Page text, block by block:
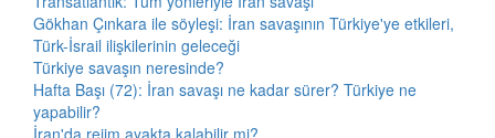
Gökhan Çınkara ile söyleşi: İran savaşının Türkiye'ye etkileri,
Türk-İsrail ilişkilerinin geleceği
Türkiye savaşın neresinde?
Hafta Başı (72): İran savaşı ne kadar sürer? Türkiye ne
yapabilir?
İran'da rejim ayakta kalabilir mi?